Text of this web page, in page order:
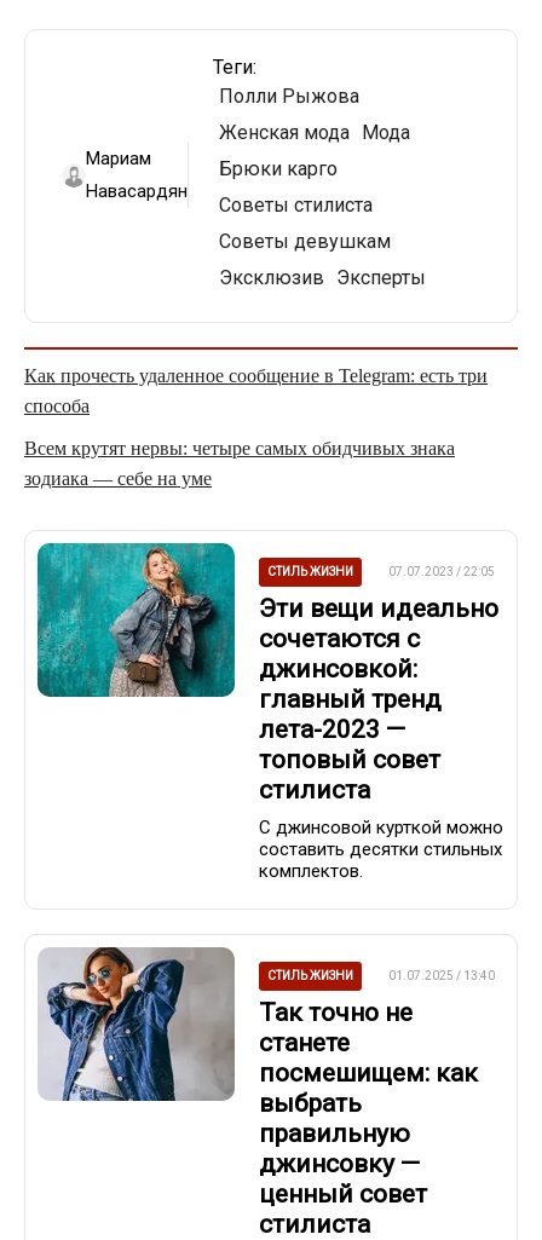
Мариам
Навасардян
Теги:
Полли Рыжова
Женская мода
Мода
Брюки карго
Советы стилиста
Советы девушкам
Эксклюзив
Эксперты
Как прочесть удаленное сообщение в Telegram: есть три
способа
Всем крутят нервы: четыре самых обидчивых знака
зодиака — себе на уме
СТИЛЬ ЖИЗНИ 07.07.2023 / 22:05
Эти вещи идеально
сочетаются с
джинсовкой:
главный тренд
лета-2023 —
топовый совет
стилиста
С джинсовой курткой можно
составить десятки стильных
комплектов.
СТИЛЬ ЖИЗНИ 01.07.2025 / 13:40
Так точно не
станете
посмешищем: как
выбрать
правильную
джинсовку —
ценный совет
стилиста